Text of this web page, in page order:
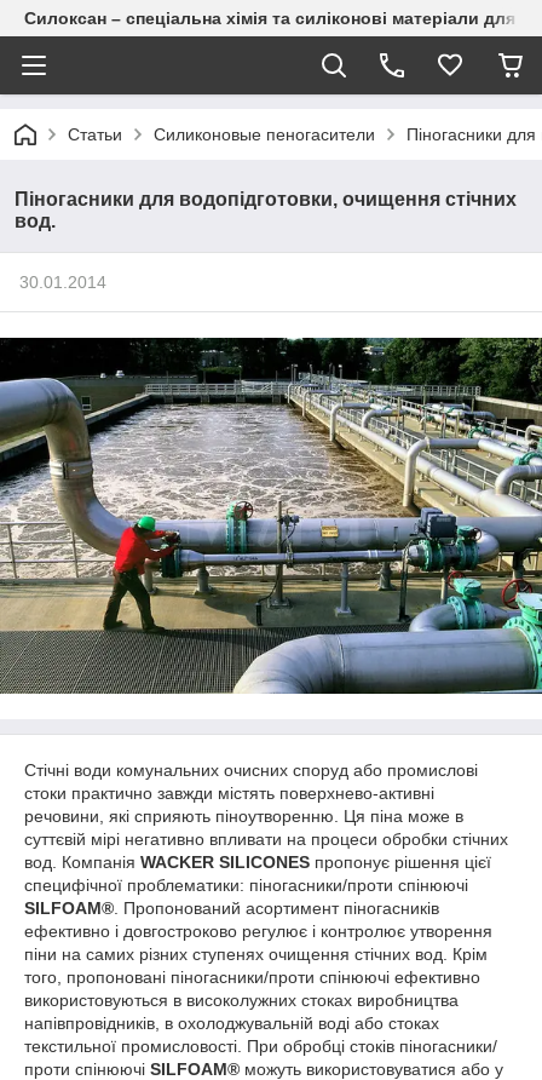
Силоксан – спеціальна хімія та силіконові матеріали для
Статьи Силиконовые пеногасители Піногасники
Піногасники для водопідготовки, очищення стічних
вод.
30.01.2014
Стічні води комунальних очисних споруд або промислові
стоки практично завжди містять поверхнево-активні
речовини, які сприяють піноутворенню. Ця піна може в
суттєвій мірі негативно впливати на процеси обробки стічних
вод. Компанія WACKER SILICONES пропонує рішення цієї
специфічної проблематики: піногасники/проти спінюючі
SILFOAM® . Пропонований асортимент піногасників
ефективно і довгостроково регулює і контролює утворення
піни на самих різних ступенях очищення стічних вод. Крім
того, пропоновані піногасники/проти спінюючі ефективно
використовуються в високолужних стоках виробництва
напівпровідників, в охолоджувальній воді або стоках
текстильної промисловості. При обробці стоків піногасники/
проти спінюючі SILFOAM® можуть використовуватися або у